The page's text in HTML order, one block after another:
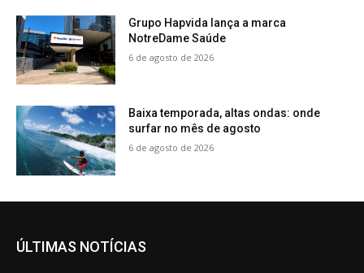
Grupo Hapvida lança a marca
NotreDame Saúde
6 de agosto de 2026
Baixa temporada, altas ondas: onde
surfar no mês de agosto
6 de agosto de 2026
ÚLTIMAS NOTÍCIAS